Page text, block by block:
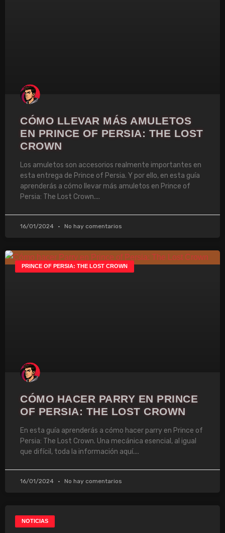
CÓMO LLEVAR MÁS AMULETOS
EN PRINCE OF PERSIA: THE LOST
CROWN
Los amuletos son accesorios realmente importantes en
esta entrega de Prince of Persia. Y por ello, en esta guía
aprenderás a cómo llevar más amuletos en Prince of
Persia: The Lost Crown.
16/01/2024 No hay comentarios
PRINCE OF PERSIA: THE LOST CROWN
CÓMO HACER PARRY EN PRINCE
OF PERSIA: THE LOST CROWN
En esta guía aprenderás a cómo hacer parry en Prince of
Persia: The Lost Crown. Una mecánica esencial, al igual
que difícil, toda la información aquí.
16/01/2024 No hay comentarios
NOTICIAS